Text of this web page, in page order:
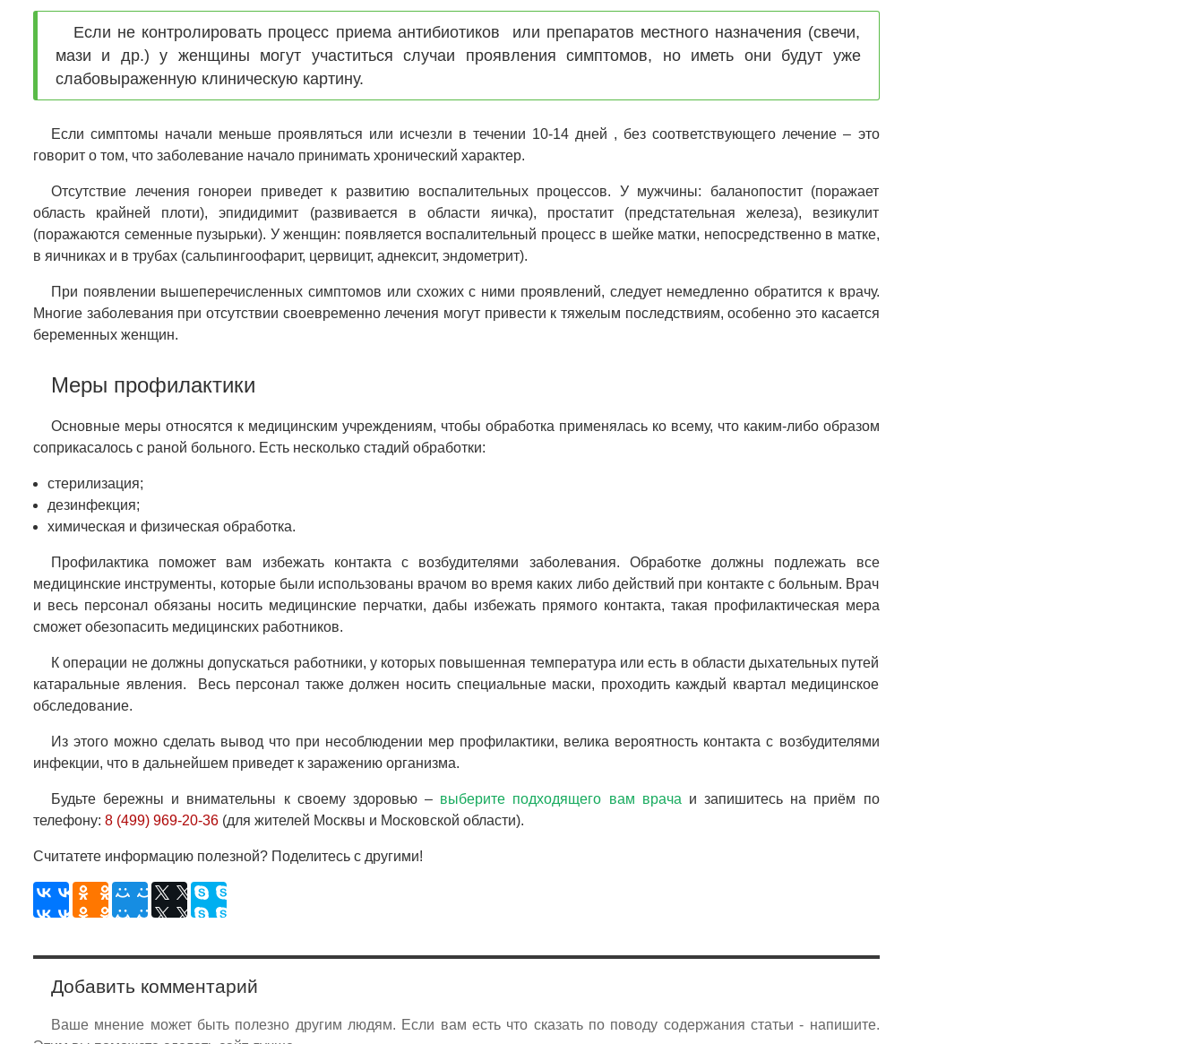
Если не контролировать процесс приема антибиотиков или препаратов местного назначения (свечи,
мази и др.) у женщины могут участиться случаи проявления симптомов, но иметь они будут уже
слабовыраженную клиническую картину.
Если симптомы начали меньше проявляться или исчезли в течении 10-14 дней , без соответствующего лечение – это
говорит о том, что заболевание начало принимать хронический характер.
Отсутствие лечения гонореи приведет к развитию воспалительных процессов. У мужчины: баланопостит (поражает
область крайней плоти), эпидидимит (развивается в области яичка), простатит (предстательная железа), везикулит
(поражаются семенные пузырьки). У женщин: появляется воспалительный процесс в шейке матки, непосредственно в матке,
в яичниках и в трубах (сальпингоофарит, цервицит, аднексит, эндометрит).
При появлении вышеперечисленных симптомов или схожих с ними проявлений, следует немедленно обратится к врачу.
Многие заболевания при отсутствии своевременно лечения могут привести к тяжелым последствиям, особенно это касается
беременных женщин.
Меры профилактики
Основные меры относятся к медицинским учреждениям, чтобы обработка применялась ко всему, что каким-либо образом
соприкасалось с раной больного. Есть несколько стадий обработки:
стерилизация;
дезинфекция;
химическая и физическая обработка.
Профилактика поможет вам избежать контакта с возбудителями заболевания. Обработке должны подлежать все
медицинские инструменты, которые были использованы врачом во время каких либо действий при контакте с больным. Врач
и весь персонал обязаны носить медицинские перчатки, дабы избежать прямого контакта, такая профилактическая мера
сможет обезопасить медицинских работников.
К операции не должны допускаться работники, у которых повышенная температура или есть в области дыхательных путей
катаральные явления. Весь персонал также должен носить специальные маски, проходить каждый квартал медицинское
обследование.
Из этого можно сделать вывод что при несоблюдении мер профилактики, велика вероятность контакта с возбудителями
инфекции, что в дальнейшем приведет к заражению организма.
Будьте бережны и внимательны к своему здоровью – выберите подходящего вам врача и запишитесь на приём по
телефону: 8 (499) 969-20-36 (для жителей Москвы и Московской области).
Считатете информацию полезной? Поделитесь с другими!
Добавить комментарий
Ваше мнение может быть полезно другим людям. Если вам есть что сказать по поводу содержания статьи - напишите.